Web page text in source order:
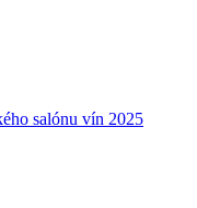
salónu vín 2025